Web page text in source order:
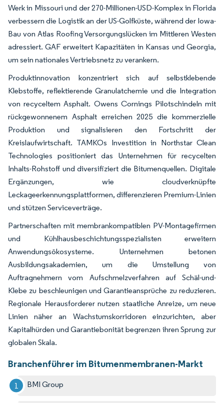
Werk in Missouri und der 270-Millionen-USD-Komplex in Florida
verbessern die Logistik an der US-Golfküste, während der Iowa-
Bau von Atlas Roofing Versorgungslücken im Mittleren Westen
adressiert. GAF erweitert Kapazitäten in Kansas und Georgia,
um sein nationales Vertriebsnetz zu verankern.
Produktinnovation konzentriert sich auf selbstklebende
Klebstoffe, reflektierende Granulatchemie und die Integration
von recyceltem Asphalt. Owens Cornings Pilotschindeln mit
rückgewonnenem Asphalt erreichen 2025 die kommerzielle
Produktion und signalisieren den Fortschritt der
Kreislaufwirtschaft. TAMKOs Investition in Northstar Clean
Technologies positioniert das Unternehmen für recycelten
Inhalts-Rohstoff und diversifiziert die Bitumenquellen. Digitale
Ergänzungen, wie cloudverknüpfte
Leckageerkennungsplattformen, differenzieren Premium-Linien
und stützen Serviceverträge.
Partnerschaften mit membrankompatiblen PV-Montagefirmen
und Kühlhausbeschichtungsspezialisten erweitern
Anwendungsökosysteme. Unternehmen betonen
Ausbildungsakademien, um die Umstellung von
Auftragnehmern vom Aufschmelzverfahren auf Schäl-und-
Klebe zu beschleunigen und Garantieansprüche zu reduzieren.
Regionale Herausforderer nutzen staatliche Anreize, um neue
Linien näher an Wachstumskorridoren einzurichten, aber
Kapitalhürden und Garantiebonität begrenzen ihren Sprung zur
globalen Skala.
Branchenführer im Bitumenmembranen-Markt
BMI Group